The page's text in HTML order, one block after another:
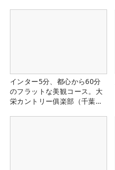
インター5分、都心から60分
のフラットな美観コース。大
栄カントリー俱楽部（千葉